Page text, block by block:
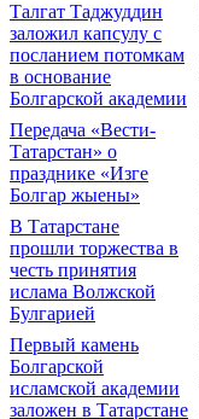
Талгат Таджуддин
заложил капсулу с
посланием потомкам
в основание
Болгарской академии
Передача «Вести-
Татарстан» о
празднике «Изге
Болгар жыены»
В Татарстане
прошли торжества в
честь принятия
ислама Волжской
Булгарией
Первый камень
Болгарской
исламской академии
заложен в Татарстане